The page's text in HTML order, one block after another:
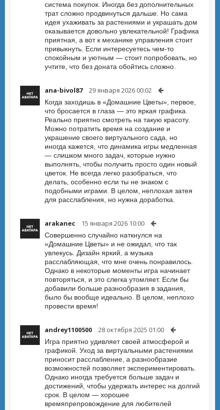
система покупок. Иногда без дополнительных
трат сложно продвинуться дальше. Но сама
идея ухаживать за растениями и украшать дом
оказывается довольно увлекательной! Графика
приятная, а вот к механике управления стоит
привыкнуть. Если интересуетесь чем-то
спокойным и уютным — стоит попробовать, но
учтите, что без доната обойтись сложно.
ana-bivol87 29 января 2026 00:02
Когда заходишь в «Домашние Цветы», первое,
что бросается в глаза — это яркая графика.
Реально приятно смотреть на такую красоту.
Можно потратить время на создание и
украшение своего виртуального сада, но
иногда кажется, что динамика игры медленная
— слишком много задач, которые нужно
выполнять, чтобы получить просто один новый
цветок. Не всегда легко разобраться, что
делать, особенно если ты не знаком с
подобными играми. В целом, неплохая затея
для расслабления, но нужна доработка.
arakanec 15 января 2026 10:00
Совершенно случайно наткнулся на
«Домашние Цветы» и не ожидал, что так
увлекусь. Дизайн яркий, а музыка
расслабляющая, что мне очень понравилось.
Однако в некоторые моменты игра начинает
повторяться, и это слегка утомляет. Если бы
добавили больше разнообразия в задания,
было бы вообще идеально. В целом, неплохо
провести время!
andrey1100500 28 октября 2025 01:00
Игра приятно удивляет своей атмосферой и
графикой. Уход за виртуальными растениями
приносит расслабление, а разнообразие
возможностей позволяет экспериментировать.
Однако иногда требуется больше задач и
достижений, чтобы удержать интерес на долгий
срок. В целом — хорошее
времяпрепровождение для любителей